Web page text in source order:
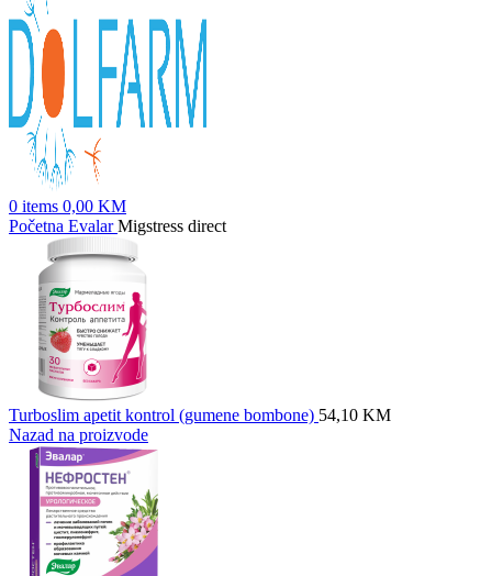
0 items 0,00 KM
Početna EvalarMigstress direct
Turboslim apetit kontrol (gumene bombone) 54,10 KM
Nazad na proizvode